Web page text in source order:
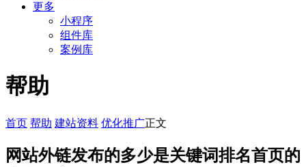
更多
小程序
组件库
案例库
帮助
首页 帮助 建站资料 优化推广正文
网站外链发布的多少是关键词排名首页的